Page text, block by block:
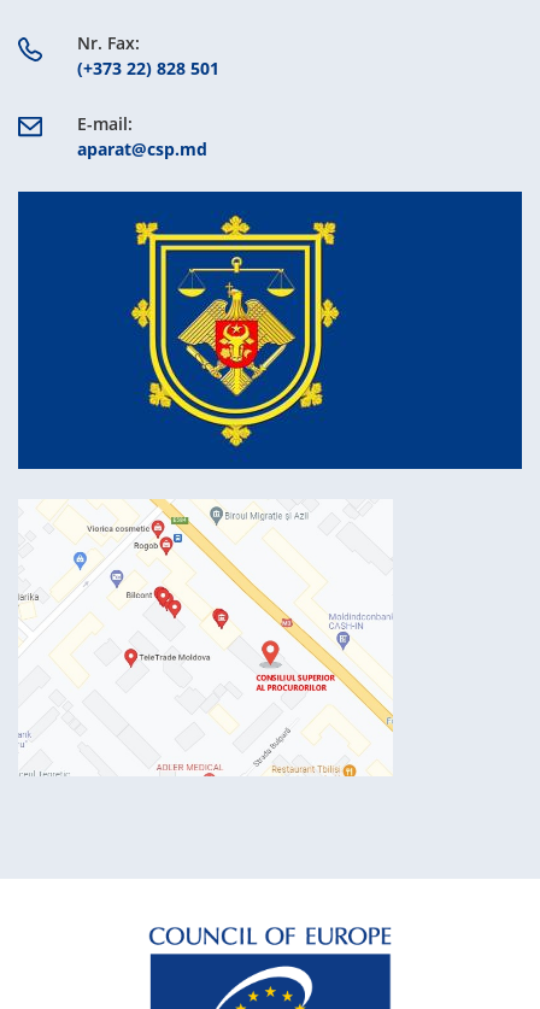
Nr. Fax:
(+373 22) 828 501
E-mail:
aparat@csp.md